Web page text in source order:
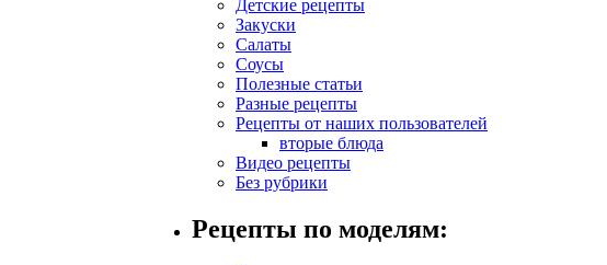
Детские рецепты
Закуски
Салаты
Соусы
Полезные статьи
Разные рецепты
Рецепты от наших пользователей
вторые блюда
Видео рецепты
Без рубрики
Рецепты по моделям: